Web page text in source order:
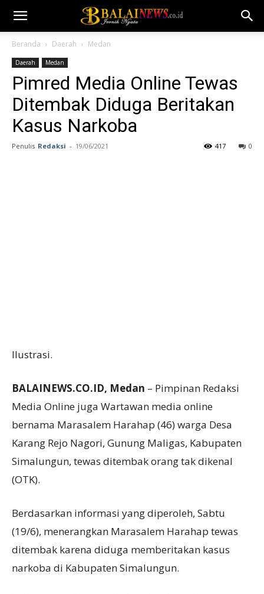
Beranda Daerah Medan
Daerah Medan
Pimred Media Online Tewas
Ditembak Diduga Beritakan
Kasus Narkoba
Penulis Redaksi - 19/06/2021 0
417
Ilustrasi.
BALAINEWS.CO.ID, Medan – Pimpinan Redaksi
Media Online juga Wartawan media online
bernama Marasalem Harahap (46) warga Desa
Karang Rejo Nagori, Gunung Maligas, Kabupaten
Simalungun, tewas ditembak orang tak dikenal
(OTK).
Berdasarkan informasi yang diperoleh, Sabtu
(19/6), menerangkan Marasalem Harahap tewas
ditembak karena diduga memberitakan kasus
narkoba di Kabupaten Simalungun.